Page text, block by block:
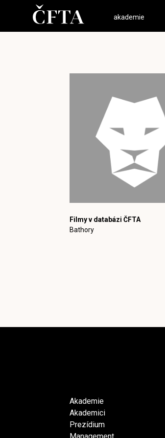
akademie
Filmy v databázi ČFTA
Bathory
Akademie
Akademici
Prezídium